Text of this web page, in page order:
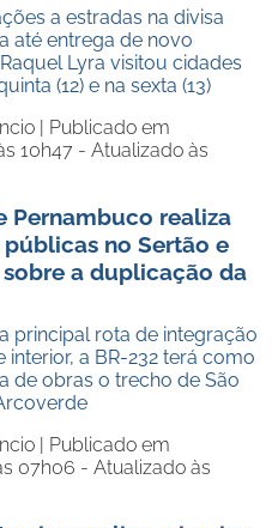
a estradas na divisa
até entrega de novo
Lyra visitou cidades
(12) e na sexta (13)
| Publicado em
10h47 - Atualizado às
Pernambuco realiza
no Sertão e
sobre a duplicação da
principal rota de integração
interior, a BR-232 terá como
de obras o trecho de São
| Publicado em
07h06 - Atualizado às